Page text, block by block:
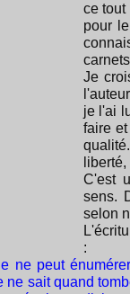
ce tout
pour
Je
je l'ai
faire
C'est
sens.
selon
:
ne peut
ne sait quand